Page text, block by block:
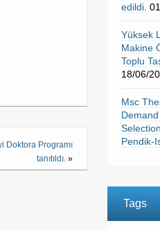
Doktora Programı
tanıtıldı. »
edildi.
Yüksek
Makine
Toplu
18/06/
Msc
Pendik-
Tags